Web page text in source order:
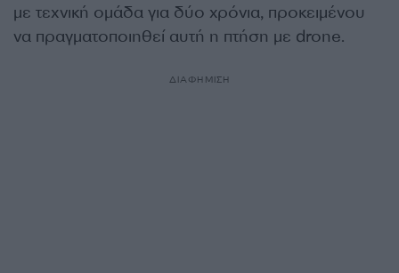
με τεχνική ομάδα για δύο χρόνια, προκειμένου
να πραγματοποιηθεί αυτή η πτήση με drone.
ΔΙΑΦΗΜΙΣΗ